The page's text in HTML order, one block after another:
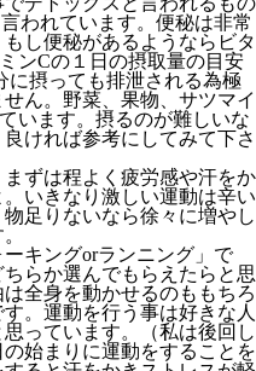
われています。便秘は非常
し便秘があるようならビタ
ンCの１日の摂取量の目安
に摂っても排泄される為極
ん。野菜、果物、サツマイ
います。摂るのが難しいな
ければ参考にしてみて下さ
ずは程よく疲労感や汗をか
いきなり激しい運動は辛い
足りないなら徐々に増やし
キングorランニング」で
らか選んでもらえたらと思
全身を動かせるのももちろ
。運動を行う事は好きな人
っています。（私は後回し
始まりに運動をすることを